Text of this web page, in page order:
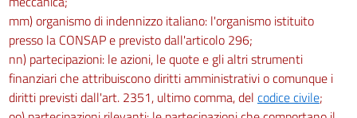
mm) organismo di indennizzo italiano: l'organismo istituito
presso la CONSAP e previsto dall'articolo 296;
nn) partecipazioni: le azioni, le quote e gli altri strumenti
finanziari che attribuiscono diritti amministrativi o comunque i
diritti previsti dall'art. 2351, ultimo comma, del codice civile;